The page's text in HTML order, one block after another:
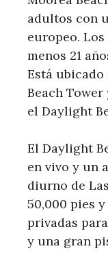
adultos con
europeo.
menos 21
Está
Beach
el Daylight
El Daylight
en vivo y un
diurno de
50,000 pies
privadas
y una gran